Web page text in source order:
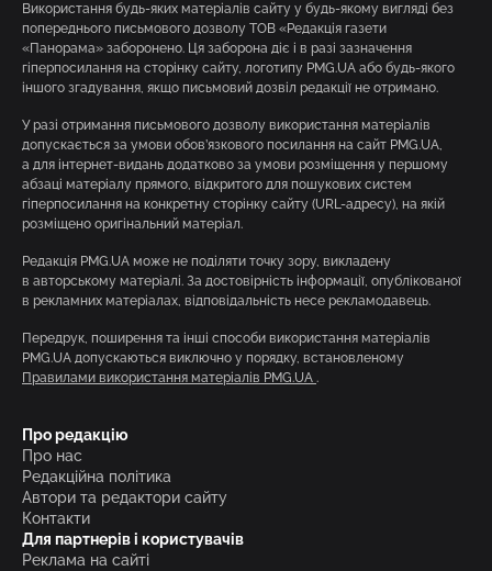
Використання будь-яких матеріалів сайту у будь-якому вигляді без
попереднього письмового дозволу ТОВ «Редакція газети
«Панорама» заборонено. Ця заборона діє і в разі зазначення
гіперпосилання на сторінку сайту, логотипу PMG.UA або будь-якого
іншого згадування, якщо письмовий дозвіл редакції не отримано.
У разі отримання письмового дозволу використання матеріалів
допускається за умови обов’язкового посилання на сайт PMG.UA,
а для інтернет-видань додатково за умови розміщення у першому
абзаці матеріалу прямого, відкритого для пошукових систем
гіперпосилання на конкретну сторінку сайту (URL-адресу), на якій
розміщено оригінальний матеріал.
Редакція PMG.UA може не поділяти точку зору, викладену
в авторському матеріалі. За достовірність інформації, опублікованої
в рекламних матеріалах, відповідальність несе рекламодавець.
Передрук, поширення та інші способи використання матеріалів
PMG.UA допускаються виключно у порядку, встановленому
Правилами використання матеріалів PMG.UA .
Про редакцію
Про нас
Редакційна політика
Автори та редактори сайту
Контакти
Для партнерів і користувачів
Реклама на сайті